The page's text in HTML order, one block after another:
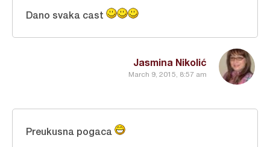
Jasmina Nikolić
March 9, 2015, 8:57 am
Dano svaka cast
Preukusna pogaca